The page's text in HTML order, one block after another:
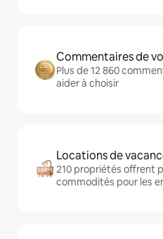
Commentaires de
Plus de 12 860
aider à choisir
Locations de
210 propriétés offrent
commodités pour les